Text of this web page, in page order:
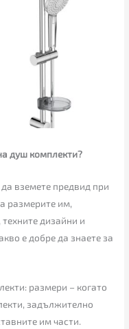
душ комплекти?
вземете предвид при
размерите им,
дизайни и
е добре да знаете за
размери – когато
задължително
им части.